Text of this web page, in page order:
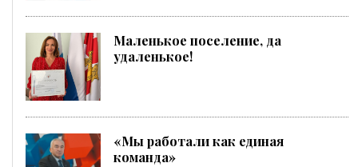
Маленькое поселение, да
удаленькое!
«Мы работали как единая
команда»